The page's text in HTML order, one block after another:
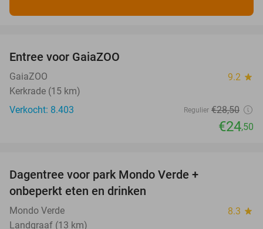
Entree voor GaiaZOO
GaiaZOO 9.2 star
Kerkrade (15 km)
Verkocht: 8.403
Regulier €28,50
€24,50
Dagentree voor park Mondo Verde +
onbeperkt eten en drinken
Mondo Verde 8.3 star
Landgraaf (13 km)